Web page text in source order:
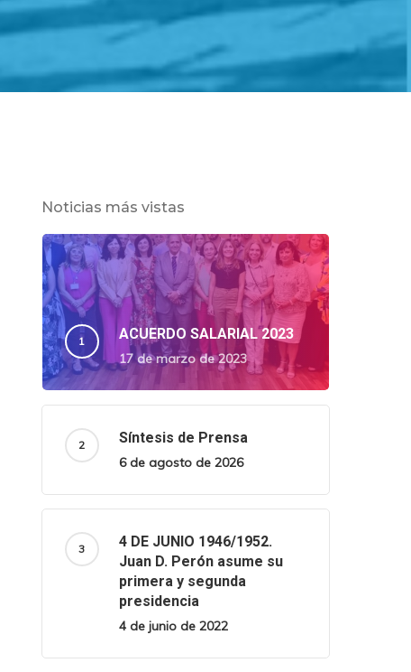
Noticias más vistas
ACUERDO SALARIAL 2023
17 de marzo de 2023
Síntesis de Prensa
6 de agosto de 2026
4 DE JUNIO 1946/1952.
Juan D. Perón asume su
primera y segunda
presidencia
4 de junio de 2022